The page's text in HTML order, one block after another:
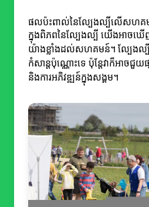
ផលប៉ះពាល់នៃល្បែងល្បីលើសហគ
ក្នុងពិភពនៃល្បែងល្បី យើងអាចឃ
យ៉ាងខ្លាំងដល់សហគមន៍។ ល្បែងល្
កំសាន្តប៉ុណ្ណោះទេ ប៉ុន្តែវាក៏អាចជួ
និងការអភិវឌ្ឍន៍ក្នុងសង្គម។